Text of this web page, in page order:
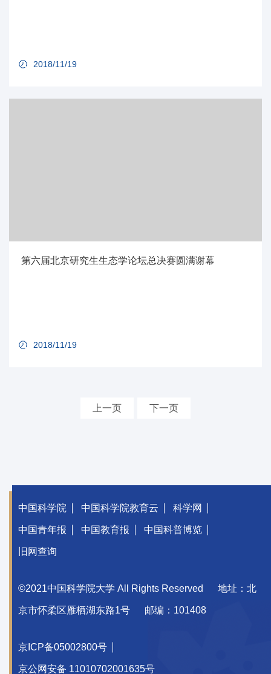
2018/11/19
第六届北京研究生生态学论坛总决赛圆满谢幕
2018/11/19
上一页 下一页
中国科学院 中国科学院教育云 科学网
中国青年报 中国教育报 中国科普博览
旧网查询
©2021中国科学院大学 All Rights Reserved 地址：北
京市怀柔区雁栖湖东路1号 邮编：101408
京ICP备05002800号
京公网安备 11010702001635号